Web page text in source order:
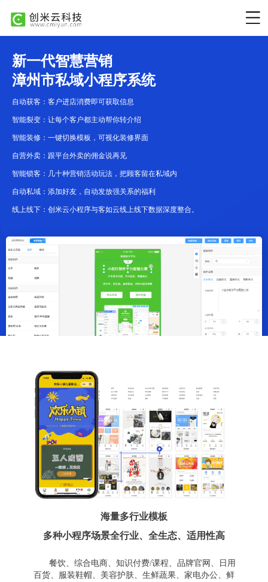
新一代智慧营销
漳州市私域小程序系统
自动获客：客户进店消费即可获取信息
智能裂变：让每个客户都主动帮你转介绍
智能装修：一键切换模板，可视化装修界面
自营外卖：跟平台外卖的佣金说再见
智能锁客：几十种营销活动玩法，把顾客留在私域内
自动私域：添加好友，自动发放强关系的福利
线上线下：创米云小程序与客如云线上线下数据深度整合。
海量多行业模板
多种小程序场景全行业、全生态、适用性高
餐饮、综合电商、知识付费/课程、品牌官网、日用
百货、服装鞋帽、美容护肤、生鲜蔬果、家电办公、鲜